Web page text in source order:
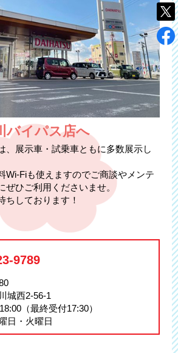
バイパス店へ
、展示車・試乗車ともに多数展示し
Wi-Fiも使えますのでご商談やメンテ
ぜひご利用くださいませ。
ちしております！
9789
城西2-56-1
（最終受付17:30）
日・火曜日